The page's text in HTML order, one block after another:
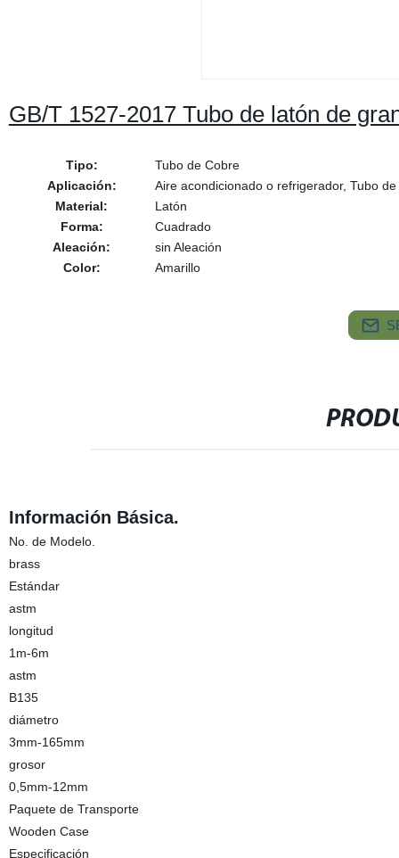
GB/T 1527-2017 Tubo de latón de
Tipo:
Tubo de Cobre
Aplicación:
Aire acondicionado o refrigerador, Tubo
Material:
Latón
Forma:
Cuadrado
Aleación:
sin Aleación
Color:
Amarillo
Información Básica.
No. de Modelo.
brass
Estándar
astm
longitud
1m-6m
astm
B135
diámetro
3mm-165mm
grosor
0,5mm-12mm
Paquete de Transporte
Wooden Case
Especificación